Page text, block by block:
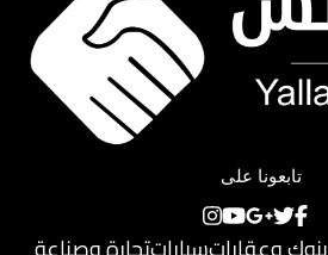
تابعونا على